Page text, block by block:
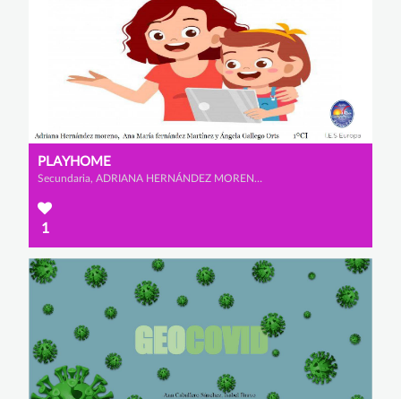
PLAYHOME
Secundaria, ADRIANA HERNÁNDEZ MORENO, ÁNGELA GALLEGO ORTS y ANA MARÍA FERNÁNDEZ MARTÍNEZ
1